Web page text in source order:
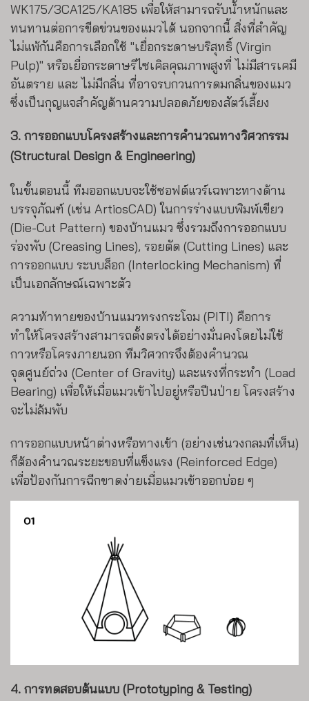
WK175/3CA125/KA185 เพื่อให้สามารถรับน้ำหนักและ
ทนทานต่อการขีดข่วนของแมวได้ นอกจากนี้ สิ่งที่สำคัญ
ไม่แพ้กันคือการเลือกใช้ "เยื่อกระดาษบริสุทธิ์ (Virgin
Pulp)" หรือเยื่อกระดาษรีไซเคิลคุณภาพสูงที่ ไม่มีสารเคมี
อันตราย และ ไม่มีกลิ่น ที่อาจรบกวนการดมกลิ่นของแมว
ซึ่งเป็นกุญแจสำคัญด้านความปลอดภัยของสัตว์เลี้ยง
3. การออกแบบโครงสร้างและการคำนวณทางวิศวกรรม
(Structural Design & Engineering)
ในขั้นตอนนี้ ทีมออกแบบจะใช้ซอฟต์แวร์เฉพาะทางด้าน
บรรจุภัณฑ์ (เช่น ArtiosCAD) ในการร่างแบบพิมพ์เขียว
(Die-Cut Pattern) ของบ้านแมว ซึ่งรวมถึงการออกแบบ
ร่องพับ (Creasing Lines), รอยตัด (Cutting Lines) และ
การออกแบบ ระบบล็อก (Interlocking Mechanism) ที่
เป็นเอกลักษณ์เฉพาะตัว
ความท้าทายของบ้านแมวทรงกระโจม (PITI) คือการ
ทำให้โครงสร้างสามารถตั้งตรงได้อย่างมั่นคงโดยไม่ใช้
กาวหรือโครงภายนอก ทีมวิศวกรจึงต้องคำนวณ
จุดศูนย์ถ่วง (Center of Gravity) และแรงที่กระทำ (Load
Bearing) เพื่อให้เมื่อแมวเข้าไปอยู่หรือปีนป่าย โครงสร้าง
จะไม่ล้มพับ
การออกแบบหน้าต่างหรือทางเข้า (อย่างเช่นวงกลมที่เห็น)
ก็ต้องคำนวณระยะขอบที่แข็งแรง (Reinforced Edge)
เพื่อป้องกันการฉีกขาดง่ายเมื่อแมวเข้าออกบ่อย ๆ
4. การทดสอบต้นแบบ (Prototyping & Testing)